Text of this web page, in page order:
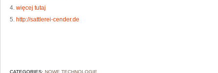
4. więcej tutaj
5. http://sattlerei-cender.de
CATEGORIES: NOWE TECHNOLOGIE